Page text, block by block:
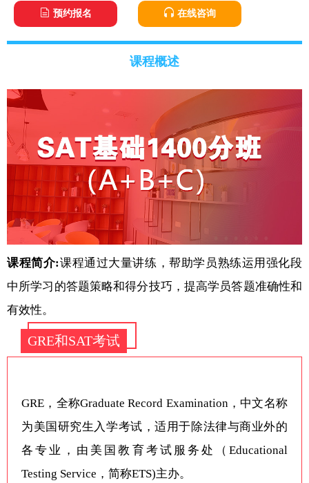
预约报名 在线咨询
课程概述
课程简介:课程通过大量讲练，帮助学员熟练运用强化段
中所学习的答题策略和得分技巧，提高学员答题准确性和
有效性。
GRE和SAT考试
GRE，全称Graduate Record Examination，中文名称
为美国研究生入学考试，适用于除法律与商业外的
各专业，由美国教育考试服务处（Educational
Testing Service，简称ETS)主办。